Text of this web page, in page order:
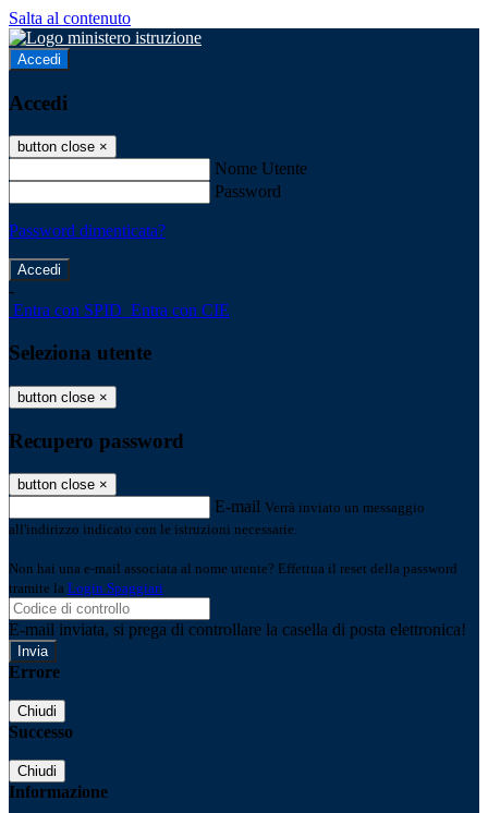
Salta al contenuto
Accedi
Accedi
button close ×
Nome Utente
Password
Password dimenticata?
-
Entra con SPID Entra con CIE
Seleziona utente
button close ×
Recupero password
button close ×
E-mail Verrà inviato un messaggio
all'indirizzo indicato con le istruzioni necessarie.
Non hai una e-mail associata al nome utente? Effettua il reset della password
tramite la Login Spaggiari
E-mail inviata, si prega di controllare la casella di posta elettronica!
Errore
Chiudi
Successo
Chiudi
Informazione